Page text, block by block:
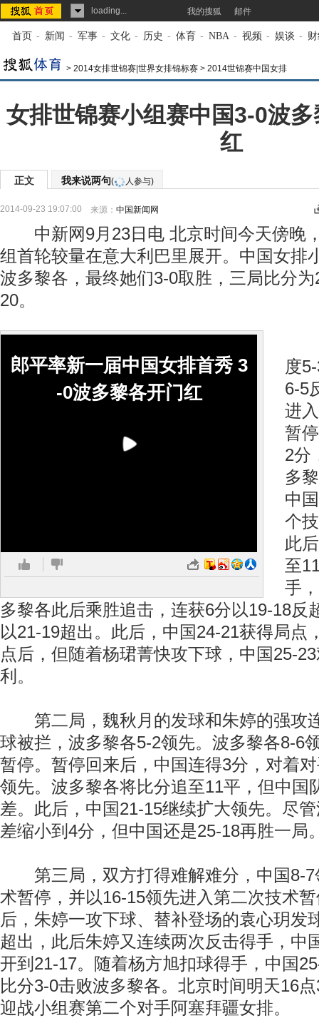
loading... 我的搜狐 邮件
首页 - 新闻 - 军事 - 文化 - 历史 - 体育 - NBA - 视频 - 娱谈 -
> 2014女排世锦赛|世界女排锦标赛 > 2014世锦赛中国女排
女排世锦赛小组赛中国3-0波
红
正文 我来说两句( 人参与)
2014-09-23 19:07:00 来源： 中国新闻网
中新网9月23日电 北京时间今天傍晚
组首轮较量在意大利巴里展开。中国女排
波多黎各，最终她们3-0取胜，三局比分
20。
郎平率新一届中国女排首秀 3
-0波多黎各开门红
度
6-5
进
暂
2分
多
中
个
此
至
手
多黎各此后乘胜追击，连获6分以19-18反
以21-19超出。此后，中国24-21获得局点
点后，但随着杨珺菁快攻下球，中国25-
利。
第二局，魏秋月的发球和朱婷的强攻
球被拦，波多黎各5-2领先。波多黎各8-6
暂停。暂停回来后，中国连得3分，对着
领先。波多黎各将比分追至11平，但中国
差。此后，中国21-15继续扩大领先。尽
差缩小到4分，但中国还是25-18再胜一局
第三局，双方打得难解难分，中国8-7
术暂停，并以16-15领先进入第二次技术
后，朱婷一攻下球、替补登场的袁心玥发
超出，此后朱婷又连续两次反击得手，中
开到21-17。随着杨方旭扣球得手，中国
比分3-0击败波多黎各。北京时间明天16
迎战小组赛第二个对手阿塞拜疆女排。